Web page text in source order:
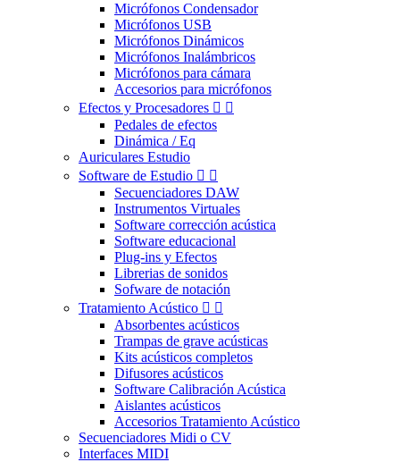
Micrófonos Condensador
Micrófonos USB
Micrófonos Dinámicos
Micrófonos Inalámbricos
Micrófonos para cámara
Accesorios para micrófonos
Efectos y Procesadores  
Pedales de efectos
Dinámica / Eq
Auriculares Estudio
Software de Estudio  
Secuenciadores DAW
Instrumentos Virtuales
Software corrección acústica
Software educacional
Plug-ins y Efectos
Librerias de sonidos
Sofware de notación
Tratamiento Acústico  
Absorbentes acústicos
Trampas de grave acústicas
Kits acústicos completos
Difusores acústicos
Software Calibración Acústica
Aislantes acústicos
Accesorios Tratamiento Acústico
Secuenciadores Midi o CV
Interfaces MIDI